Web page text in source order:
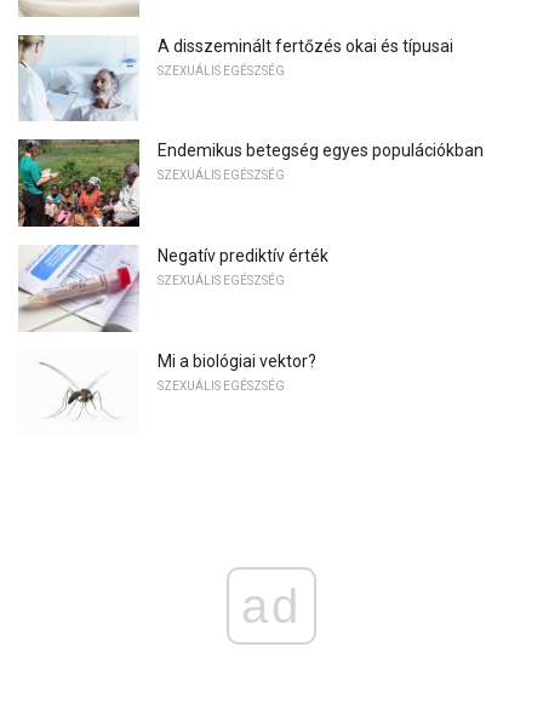
A disszeminált fertőzés okai és típusai
SZEXUÁLIS EGÉSZSÉG
Endemikus betegség egyes populációkban
SZEXUÁLIS EGÉSZSÉG
Negatív prediktív érték
SZEXUÁLIS EGÉSZSÉG
Mi a biológiai vektor?
SZEXUÁLIS EGÉSZSÉG
ad